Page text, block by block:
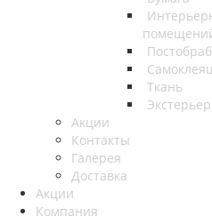
Ткань
Акции
Контакты
Галерея
Доставка
Акции
Компания